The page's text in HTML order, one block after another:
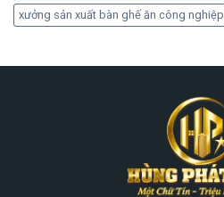
xưởng sản xuất bàn ghế ăn công nghiệp